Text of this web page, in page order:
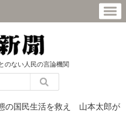
のない人民の言論機関
の国民生活を救え 山本太郎が